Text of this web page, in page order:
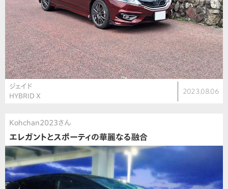
ジェイド
HYBRID X
2023.08.06
Kohchan2023さん
エレガントとスポーティの華麗なる融合